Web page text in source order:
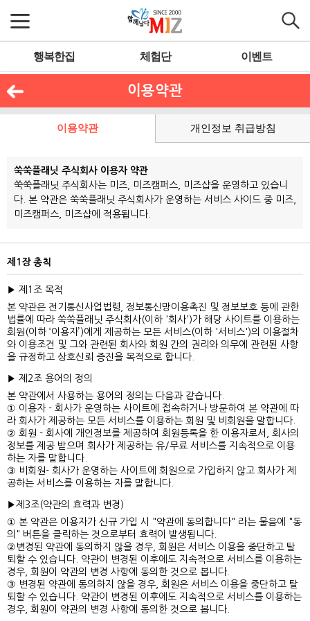
행복한집 체험단 이벤트
이용약관
이용약관 개인정보 취급방침
쑥쑥플래닛 주식회사 이용자 약관
쑥쑥플래닛 주식회사는 미즈, 미즈캠퍼스, 미즈샵을 운영하고 있습니
다. 본 약관은 쑥쑥플래닛 주식회사가 운영하는 서비스 사이드 중 미즈,
미즈캠퍼스, 미즈샵에 적용됩니다.
제1장 총칙
▶ 제1조 목적
본 약관은 전기통신사업법령, 정보통신망이용촉진 및 정보보호 등에 관한
법률에 따라 쑥쑥플래닛 주식회사(이하 '회사')가 해당 사이트를 이용하는
회원(이하 ‘이용자’)에게 제공하는 모든 서비스(이하 '서비스')의 이용절차
와 이용조건 및 그와 관련된 회사와 회원 간의 권리와 의무에 관련된 사항
을 규정하고 상호신뢰 증진을 목적으로 합니다.
▶ 제2조 용어의 정의
본 약관에서 사용하는 용어의 정의는 다음과 같습니다.
① 이용자 - 회사가 운영하는 사이트에 접속하거나 방문하여 본 약관에 따
라 회사가 제공하는 모든 서비스를 이용하는 회원 및 비회원을 말합니다.
② 회원 - 회사에 개인정보를 제공하여 회원등록을 한 이용자로서, 회사의
정보를 제공 받으며 회사가 제공하는 유/무료 서비스를 지속적으로 이용
하는 자를 말합니다.
③ 비회원- 회사가 운영하는 사이트에 회원으로 가입하지 않고 회사가 제
공하는 서비스를 이용하는 자를 말합니다.
▶제3조(약관의 효력과 변경)
① 본 약관은 이용자가 신규 가입 시 "약관에 동의합니다" 라는 물음에 "동
의" 버튼을 클릭하는 것으로부터 효력이 발생됩니다.
②변경된 약관에 동의하지 않을 경우, 회원은 서비스 이용을 중단하고 탈
퇴할 수 있습니다. 약관이 변경된 이후에도 지속적으로 서비스를 이용하는
경우, 회원이 약관의 변경 사항에 동의한 것으로 봅니다.
③ 변경된 약관에 동의하지 않을 경우, 회원은 서비스 이용을 중단하고 탈
퇴할 수 있습니다. 약관이 변경된 이후에도 지속적으로 서비스를 이용하는
경우, 회원이 약관의 변경 사항에 동의한 것으로 봅니다.